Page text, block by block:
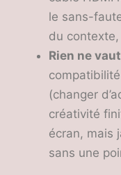
le sans-
du
Rien ne
(changer
créativité
écran, mais
sans une